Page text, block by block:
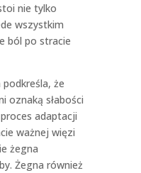
nie tylko
wszystkim
ból po stracie
podkreśla, że
oznaką słabości
adaptacji
ważnej więzi
żegna
Żegna również